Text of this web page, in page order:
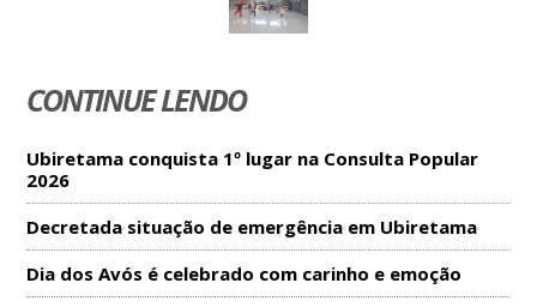
CONTINUE LENDO
Ubiretama conquista 1º lugar na Consulta Popular
2026
Decretada situação de emergência em Ubiretama
Dia dos Avós é celebrado com carinho e emoção